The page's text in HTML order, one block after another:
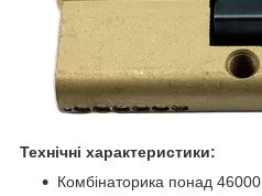
Технічні характеристики:
Комбінаторика понад 46000